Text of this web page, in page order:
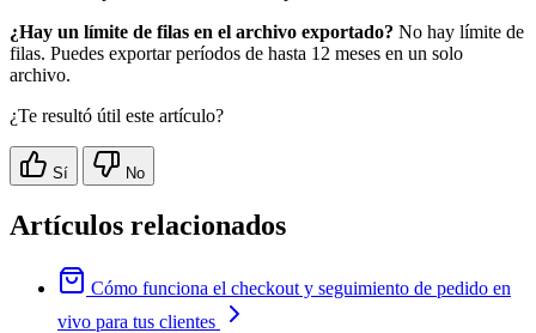
¿Hay un límite de filas en el archivo exportado? No hay límite de
filas. Puedes exportar períodos de hasta 12 meses en un solo
archivo.
¿Te resultó útil este artículo?
Sí No
Artículos relacionados
Cómo funciona el checkout y seguimiento de pedido en
vivo para tus clientes